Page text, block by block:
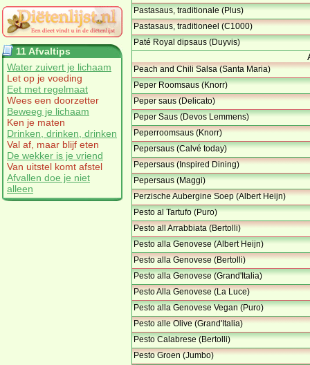
11 Afvaltips
Water zuivert je lichaam
Let op je voeding
Eet met regelmaat
Wees een doorzetter
Beweeg je lichaam
Ken je maten
Drinken, drinken, drinken
Val af, maar blijf eten
De wekker is je vriend
Van uitstel komt afstel
Afvallen doe je niet
alleen
Pastasaus, traditionale (Plus)
Pastasaus, traditioneel (C1000)
Paté Royal dipsaus (Duyvis)
Peach and Chili Salsa (Santa Maria)
Peper Roomsaus (Knorr)
Peper saus (Delicato)
Peper Saus (Devos Lemmens)
Peperroomsaus (Knorr)
Pepersaus (Calvé today)
Pepersaus (Inspired Dining)
Pepersaus (Maggi)
Perzische Aubergine Soep (Albert Heijn)
Pesto al Tartufo (Puro)
Pesto all Arrabbiata (Bertolli)
Pesto alla Genovese (Albert Heijn)
Pesto alla Genovese (Bertolli)
Pesto alla Genovese (Grand'Italia)
Pesto Alla Genovese (La Luce)
Pesto alla Genovese Vegan (Puro)
Pesto alle Olive (Grand'Italia)
Pesto Calabrese (Bertolli)
Pesto Groen (Jumbo)